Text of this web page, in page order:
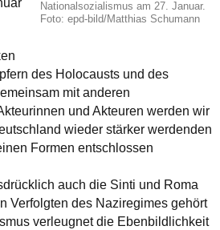
Nationalsozialismus am 27. Januar.
Foto: epd-bild/Matthias Schumann
des Holocausts und des
mit anderen
und Akteuren werden wir
wieder stärker werdenden
Formen entschlossen
auch die Sinti und Roma
Verfolgten des Naziregimes gehört
verleugnet die Ebenbildlichkeit